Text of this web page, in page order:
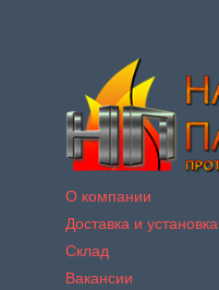
О компании
Доставка и установка
Склад
Вакансии